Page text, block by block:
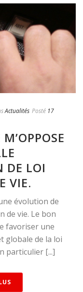
Actualités Posté 17
DE LOI
VIE.
évolution de
de vie. Le bon
favoriser une
globale de la loi
particulier [...]